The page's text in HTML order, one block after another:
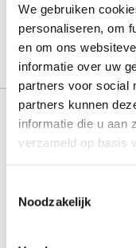
We gebruiken
personaliseren, om
en om ons
informatie over uw
partners voor social
partners kunnen
informatie die u aan
verzameld op basis
Noodzakelijk
151.000+
+15 years